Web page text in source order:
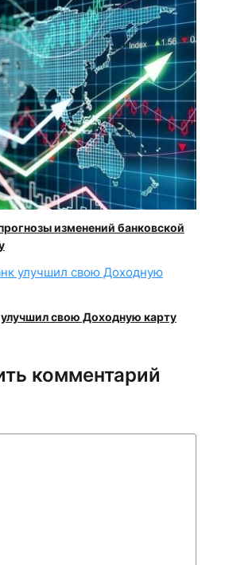
изменений банковской
улучшил свою Доходную карту
комментарий